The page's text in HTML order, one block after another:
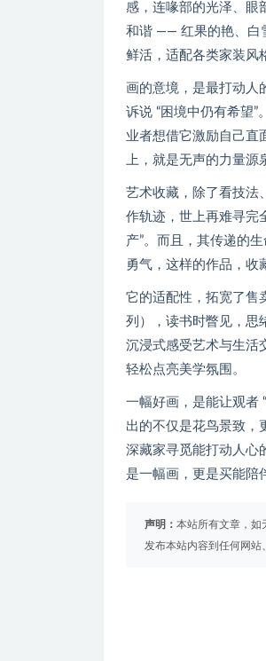
感，连喙部的光泽、眼
和谐 —— 红果的艳、白
鲜活，适配各类家装风
画的意境，是最打动人
诉说 “困境中仍有希望”
业者想借它激励自己直
上，就是无声的力量源
艺术收藏，除了看技法
作轨迹，世上再难寻完
产”。而且，其传递的
勇气，这样的作品，收
它的适配性，拓宽了售
列），读书时瞥见，思
沉浸式感受艺术与生活
轻松点亮美学氛围。
一幅好画，是能让观者
出的不仅是花鸟景致，
深藏家寻觅能打动人心
是一幅画，更是买能陪
声明： 本站所有文章，如
发布本站内容到任何网站